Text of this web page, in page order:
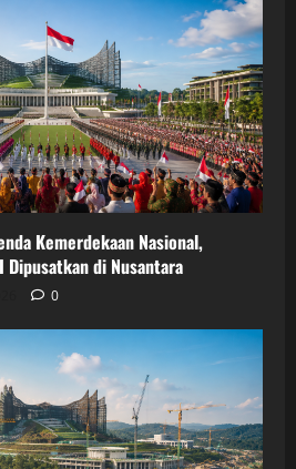
Kemerdekaan Nasional,
Dipusatkan di Nusantara
0